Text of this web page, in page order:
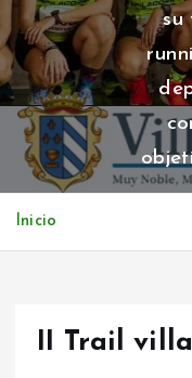
e
n
i
su
Inicio
II Trail